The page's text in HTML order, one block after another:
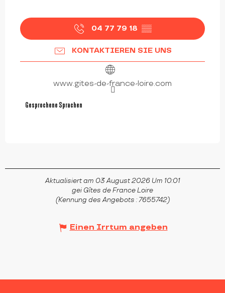
04 77 79 18 ▒▒
KONTAKTIEREN SIE UNS
www.gites-de-france-loire.com
Gesprochene Sprachen
Gesprochene Sprachen
Aktualisiert am 03 August 2026 Um 10:01
gei Gîtes de France Loire
(Kennung des Angebots :7655742)
Einen Irrtum angeben